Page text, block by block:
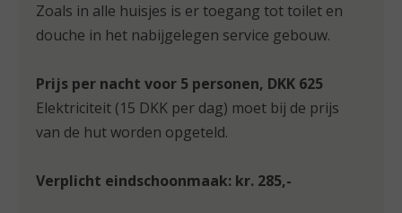
Zoals in alle huisjes is er toegang tot toilet en
douche in het nabijgelegen service gebouw.
Prijs per nacht voor 5 personen, DKK 625
Elektriciteit (15 DKK per dag) moet bij de prijs
van de hut worden opgeteld.
Verplicht eindschoonmaak: kr. 285,-